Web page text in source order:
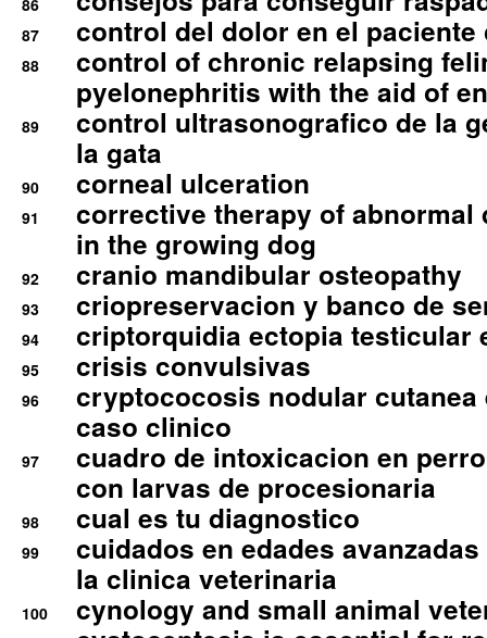
86
87 control del dolor en el
88
control of chronic relapsing
pyelonephritis with the aid of
89
control ultrasonografico de la
la gata
90 corneal ulceration
91
corrective therapy of abnormal
in the growing dog
92 cranio mandibular osteopathy
93 criopreservacion y banco de
94 criptorquidia ectopia testicular
95 crisis convulsivas
96
cryptococosis nodular cutanea
caso clinico
97
cuadro de intoxicacion en
con larvas de procesionaria
98 cual es tu diagnostico
99
cuidados en edades
la clinica veterinaria
100 cynology and small animal